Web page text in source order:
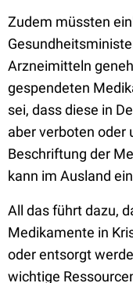
Zudem müssten
Arzneimitteln
gespendeten
sei, dass diese in
aber verboten oder
Beschriftung der
kann im Ausland
All das führt dazu,
Medikamente in
oder entsorgt
wichtige